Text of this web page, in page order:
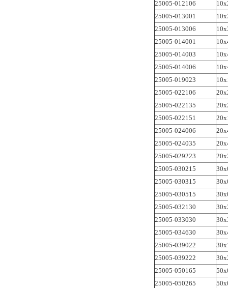
25005-012106
25005-013001
25005-013006
25005-014001
25005-014003
25005-014006
25005-019023
25005-022106
25005-022135
25005-022151
25005-024006
25005-024035
25005-029223
25005-030215
25005-030315
25005-030515
25005-032130
25005-033030
25005-034630
25005-039022
25005-039222
25005-050165
25005-050265